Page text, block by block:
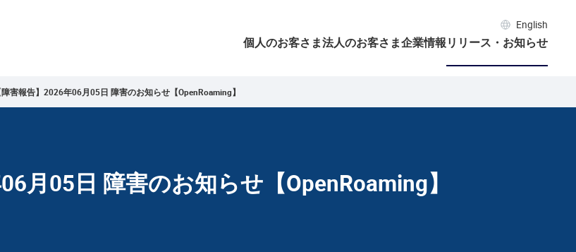
English
個人のお客さま法人のお客さま企業情報リリース・お知らせ
障害報告】2026年06月05日 障害のお知らせ【OpenRoaming】
月05日 障害のお知らせ【OpenRoaming】